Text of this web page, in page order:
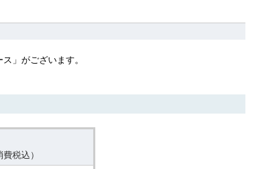
」がございます。
税込）